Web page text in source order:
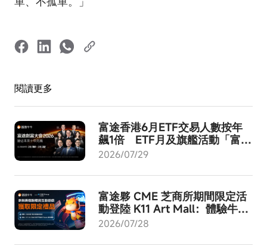
閱讀更多
富途香港6月ETF交易人數按年
飆1倍 ETF月及旗艦活動「富途
創富大會2026」8月啟動
2026/07/29
富途夥 CME 芝商所期間限定活
動登陸 K11 Art Mall：體驗牛牛
AI - 成就交易進化！
2026/07/28